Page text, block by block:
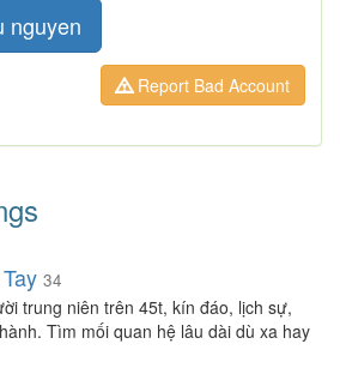
nguyen
Report Bad Account
34
trung niên trên 45t, kín đáo, lịch sự,
Tìm mối quan hệ lâu dài dù xa hay